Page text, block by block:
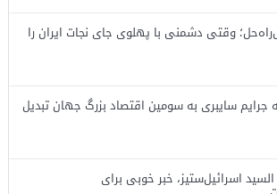
وقتی دشمنی با پهلوی جای نجات ایران را
جرایم سایبری به سومین اقتصاد بزرگ جهان تبدیل
اسرائیل‌ستیز، خبر خوبی برای